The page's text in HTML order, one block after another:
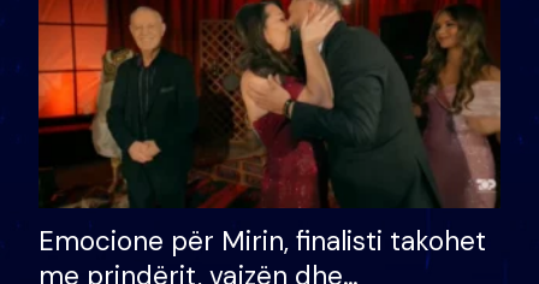
Emocione për Mirin, finalisti takohet
me prindërit, vajzën dhe